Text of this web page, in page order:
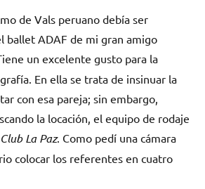
de Vals peruano debía ser
ballet ADAF de mi gran amigo
un excelente gusto para la
En ella se trata de insinuar la
con esa pareja; sin embargo,
la locación, el equipo de rodaje
Club La Paz. Como pedí una cámara
colocar los referentes en cuatro